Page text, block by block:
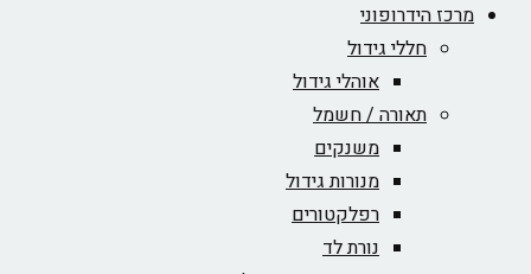
מרכז הידרופוני
חללי גידול
אוהלי גידול
תאורה / חשמל
משנקים
מנורות גידול
רפלקטורים
נורת לד